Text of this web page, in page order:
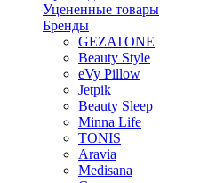
Уцененные товары
Бренды
GEZATONE
Beauty Style
eVy Pillow
Jetpik
Beauty Sleep
Minna Life
TONIS
Aravia
Medisana